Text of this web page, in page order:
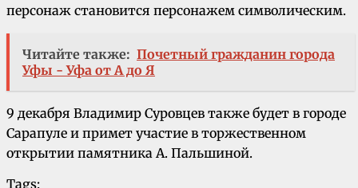
персонаж становится персонажем символическим.
Читайте также: Почетный гражданин города
Уфы - Уфа от А до Я
9 декабря Владимир Суровцев также будет в городе
Сарапуле и примет участие в торжественном
открытии памятника А. Пальшиной.
Tags: